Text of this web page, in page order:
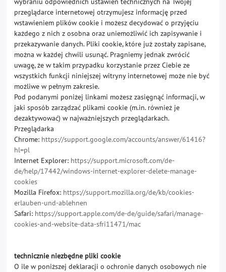
przeglądarce internetowej otrzymujesz informację przed
wstawieniem plików cookie i możesz decydować o przyjęciu
każdego z nich z osobna oraz uniemożliwić ich zapisywanie i
przekazywanie danych. Pliki cookie, które już zostały zapisane,
można w każdej chwili usunąć. Pragniemy jednak zwrócić
uwagę, że w takim przypadku korzystanie przez Ciebie ze
wszystkich funkcji niniejszej witryny internetowej może nie być
możliwe w pełnym zakresie.
Pod podanymi poniżej linkami możesz zasięgnąć informacji, w
jaki sposób zarządzać plikami cookie (m.in. również je
dezaktywować) w najważniejszych przeglądarkach.
Przeglądarka
Chrome: https://support.google.com/accounts/answer/61416?
hl=pl
Internet Explorer: https://support.microsoft.com/de-
de/help/17442/windows-internet-explorer-delete-manage-
cookies
Mozilla Firefox: https://support.mozilla.org/de/kb/cookies-
erlauben-und-ablehnen
Safari: https://support.apple.com/de-de/guide/safari/manage-
cookies-and-website-data-sfri11471/mac
technicznie niezbędne pliki cookie
O ile w poniższej deklaracji o ochronie danych osobowych nie